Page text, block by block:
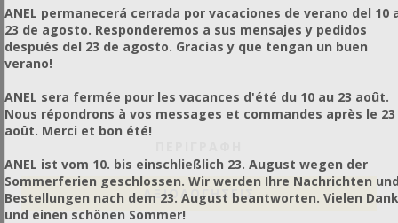
ΑΞΙΟΛΟΓΉΣΕΙΣ
ANEL permanecerá cerrada por vacaciones de verano del 10
23 de agosto. Responderemos a sus mensajes y pedidos
después del 23 de agosto. Gracias y que tengan un buen
verano!
ANEL sera fermée pour les vacances d'été du 10 au 23 août.
Nous répondrons à vos messages et commandes après le 23
août. Merci et bon été!
ANEL ist vom 10. bis einschließlich 23. August wegen der
Sommerferien geschlossen. Wir werden Ihre Nachrichten
Bestellungen nach dem 23. August beantworten. Vielen Dank
und einen schönen Sommer!